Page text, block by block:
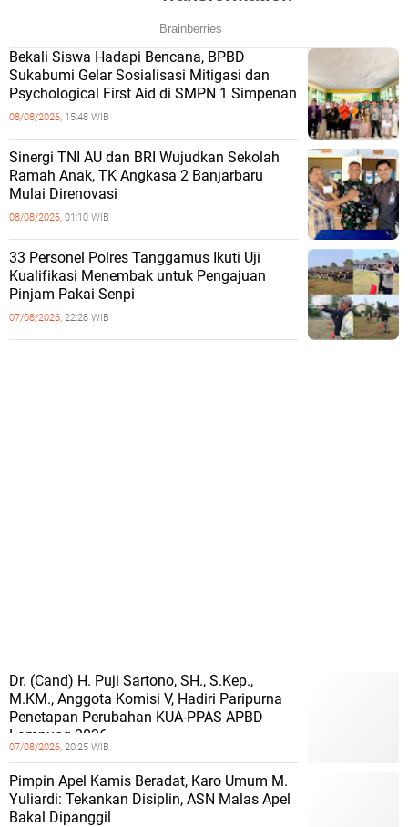
Bekali Siswa Hadapi Bencana, BPBD
Sukabumi Gelar Sosialisasi Mitigasi dan
Psychological First Aid di SMPN 1 Simpenan
08/08/2026, 15:48 WIB
Sinergi TNI AU dan BRI Wujudkan Sekolah
Ramah Anak, TK Angkasa 2 Banjarbaru
Mulai Direnovasi
08/08/2026, 01:10 WIB
33 Personel Polres Tanggamus Ikuti Uji
Kualifikasi Menembak untuk Pengajuan
Pinjam Pakai Senpi
07/08/2026, 22:28 WIB
Dr. (Cand) H. Puji Sartono, SH., S.Kep.,
M.KM., Anggota Komisi V, Hadiri Paripurna
Penetapan Perubahan KUA-PPAS APBD
Lampung 2026
07/08/2026, 20:25 WIB
Pimpin Apel Kamis Beradat, Karo Umum M.
Yuliardi: Tekankan Disiplin, ASN Malas Apel
Bakal Dipanggil